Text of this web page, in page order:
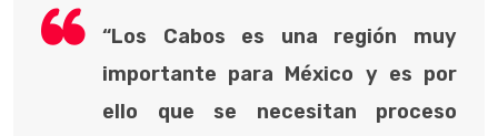
“Los Cabos es una región muy
importante para México y es por
ello que se necesitan proceso